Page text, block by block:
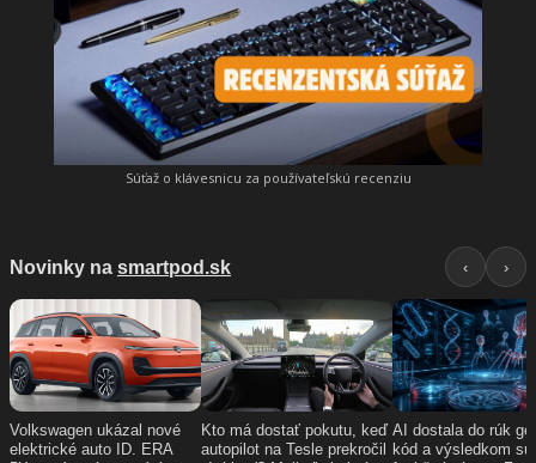
Súťaž o klávesnicu za používateľskú recenziu